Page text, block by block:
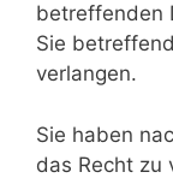
betreffenden
Sie
verlangen.
Sie haben
das Recht zu